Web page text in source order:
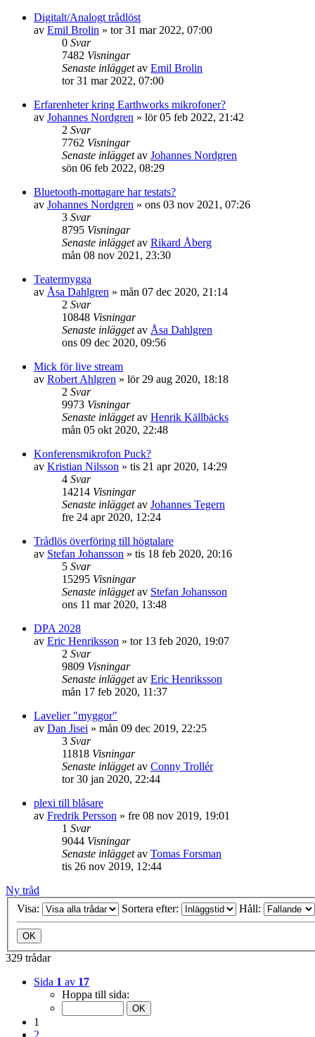
Digitalt/Analogt trådlöst
av Emil Brolin » tor 31 mar 2022, 07:00
0 Svar
7482 Visningar
Senaste inläggetav Emil Brolin
tor 31 mar 2022, 07:00
Erfarenheter kring Earthworks mikrofoner?
av Johannes Nordgren » lör 05 feb 2022, 21:42
2 Svar
7762 Visningar
Senaste inläggetav Johannes Nordgren
sön 06 feb 2022, 08:29
Bluetooth-mottagare har testats?
av Johannes Nordgren » ons 03 nov 2021, 07:26
3 Svar
8795 Visningar
Senaste inläggetav Rikard Åberg
mån 08 nov 2021, 23:30
Teatermygga
av Åsa Dahlgren » mån 07 dec 2020, 21:14
2 Svar
10848 Visningar
Senaste inläggetav Åsa Dahlgren
ons 09 dec 2020, 09:56
Mick för live stream
av Robert Ahlgren » lör 29 aug 2020, 18:18
2 Svar
9973 Visningar
Senaste inläggetav Henrik Källbäcks
mån 05 okt 2020, 22:48
Konferensmikrofon Puck?
av Kristian Nilsson » tis 21 apr 2020, 14:29
4 Svar
14214 Visningar
Senaste inläggetav Johannes Tegern
fre 24 apr 2020, 12:24
Trådlös överföring till högtalare
av Stefan Johansson » tis 18 feb 2020, 20:16
5 Svar
15295 Visningar
Senaste inläggetav Stefan Johansson
ons 11 mar 2020, 13:48
DPA 2028
av Eric Henriksson » tor 13 feb 2020, 19:07
2 Svar
9809 Visningar
Senaste inläggetav Eric Henriksson
mån 17 feb 2020, 11:37
Lavelier "myggor"
av Dan Jisei » mån 09 dec 2019, 22:25
3 Svar
11818 Visningar
Senaste inläggetav Conny Trollér
tor 30 jan 2020, 22:44
plexi till blåsare
av Fredrik Persson » fre 08 nov 2019, 19:01
1 Svar
9044 Visningar
Senaste inläggetav Tomas Forsman
tis 26 nov 2019, 12:44
Ny tråd
Visa:
Sortera efter: Håll:
329 trådar
Sida 1 av 17
Hoppa till sida:
1
2